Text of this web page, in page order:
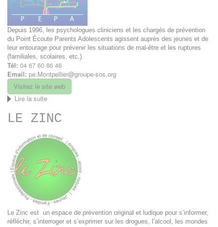
Depuis 1996, les psychologues cliniciens et les chargés de prévention
du Point Écoute Parents Adolescents agissent auprès des jeunes et de
leur entourage pour prévenir les situations de mal-être et les ruptures
(familiales, scolaires, etc.).
Tél: 04 67 60 86 46
Email: pe.Montpellier@groupe-sos.org
Visitez le site web
Lire la suite
Ecoute
Parents
Adolescents
(PEPA)
Groupe
SOS
LE ZINC
Le Zinc est un espace de prévention original et ludique pour s’informer,
réfléchir, s’interroger et s’exprimer sur les drogues, l’alcool, les mondes